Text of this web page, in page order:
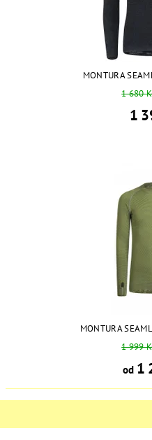
MONTURA
1 680
1
MONTURA
1 999
od1